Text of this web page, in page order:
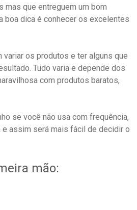
que entreguem um bom
boa dica é conhecer os excelentes
os produtos e ter alguns que
Tudo varia e depende dos
com produtos baratos,
se você não usa com frequência,
e assim será mais fácil de decidir o
mão: